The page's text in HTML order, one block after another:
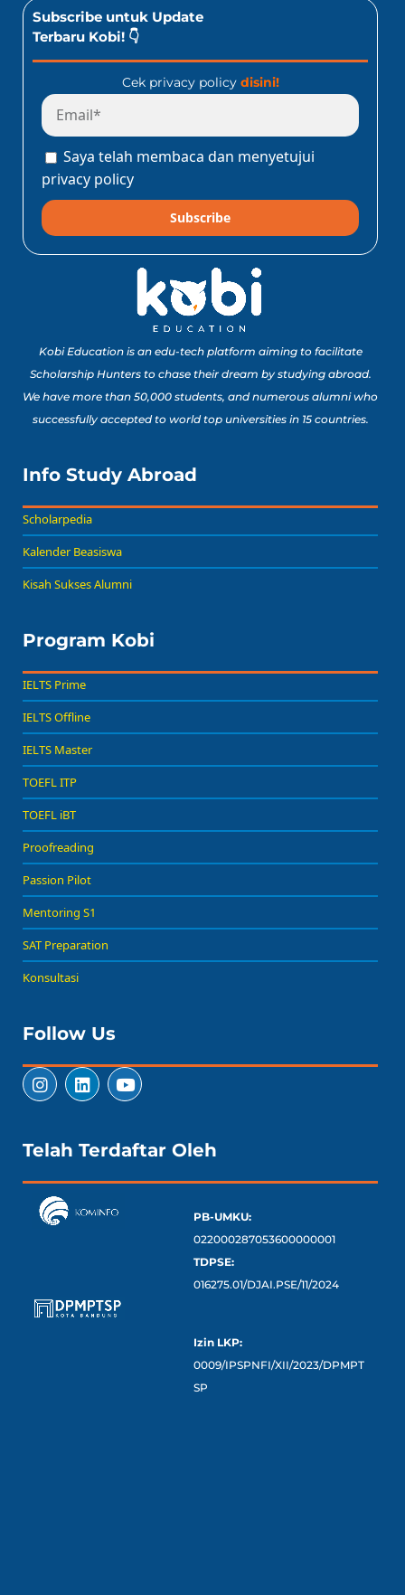
Subscribe untuk Update
Terbaru Kobi! 👇
Cek privacy policy disini!
Saya telah membaca dan menyetujui
privacy policy
Subscribe
Kobi Education is an edu-tech platform aiming to facilitate
Scholarship Hunters to chase their dream by studying abroad.
We have more than 50,000 students, and numerous alumni who
successfully accepted to world top universities in 15 countries.
Info Study Abroad
Scholarpedia
Kalender Beasiswa
Kisah Sukses Alumni
Program Kobi
IELTS Prime
IELTS Offline
IELTS Master
TOEFL ITP
TOEFL iBT
Proofreading
Passion Pilot
Mentoring S1
SAT Preparation
Konsultasi
Follow Us
Telah Terdaftar Oleh
PB-UMKU:
022000287053600000001
TDPSE:
016275.01/DJAI.PSE/11/2024
Izin LKP:
0009/IPSPNFI/XII/2023/DPMPT
SP